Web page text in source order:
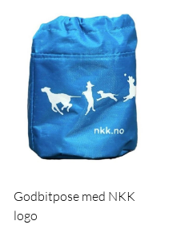
Godbitpose med NKK
logo